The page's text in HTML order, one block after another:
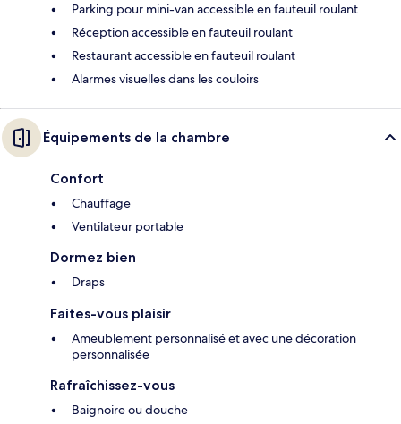
Parking pour mini-van accessible en fauteuil roulant
Réception accessible en fauteuil roulant
Restaurant accessible en fauteuil roulant
Alarmes visuelles dans les couloirs
Équipements de la chambre
Confort
Chauffage
Ventilateur portable
Dormez bien
Draps
Faites-vous plaisir
Ameublement personnalisé et avec une décoration
personnalisée
Rafraîchissez-vous
Baignoire ou douche